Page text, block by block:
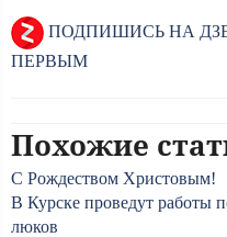
ПОДПИШИСЬ НА
ПЕРВЫМ
Похожие
С Рождеством Христовым!
В Курске проведут работы
люков